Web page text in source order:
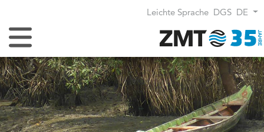
Leichte Sprache DGS DE
Navigation umschalten